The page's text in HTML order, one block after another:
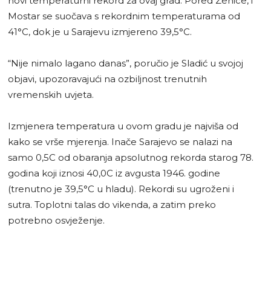
Mostar se suočava s rekordnim temperaturama od
41°C, dok je u Sarajevu izmjereno 39,5°C.
“Nije nimalo lagano danas”, poručio je Sladić u svojoj
objavi, upozoravajući na ozbiljnost trenutnih
vremenskih uvjeta.
Izmjenera temperatura u ovom gradu je najviša od
kako se vrše mjerenja. Inače Sarajevo se nalazi na
samo 0,5C od obaranja apsolutnog rekorda starog 78.
godina koji iznosi 40,0C iz avgusta 1946. godine
(trenutno je 39,5°C u hladu). Rekordi su ugroženi i
sutra. Toplotni talas do vikenda, a zatim preko
potrebno osvježenje.